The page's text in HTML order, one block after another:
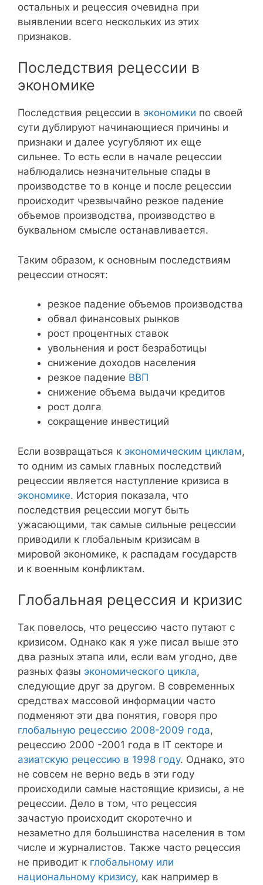
остальных и рецессия очевидна при
выявлении всего нескольких из этих
признаков.
Последствия рецессии в
экономике
Последствия рецессии в экономики по своей
сути дублируют начинающиеся причины и
признаки и далее усугубляют их еще
сильнее. То есть если в начале рецессии
наблюдались незначительные спады в
производстве то в конце и после рецессии
происходит чрезвычайно резкое падение
объемов производства, производство в
буквальном смысле останавливается.
Таким образом, к основным последствиям
рецессии относят:
резкое падение объемов производства
обвал финансовых рынков
рост процентных ставок
увольнения и рост безработицы
снижение доходов населения
резкое падение ВВП
снижение объема выдачи кредитов
рост долга
сокращение инвестиций
Если возвращаться к экономическим циклам,
то одним из самых главных последствий
рецессии является наступление кризиса в
экономике. История показала, что
последствия рецессии могут быть
ужасающими, так самые сильные рецессии
приводили к глобальным кризисам в
мировой экономике, к распадам государств
и к военным конфликтам.
Глобальная рецессия и кризис
Так повелось, что рецессию часто путают с
кризисом. Однако как я уже писал выше это
два разных этапа или, если вам угодно, две
разных фазы экономического цикла,
следующие друг за другом. В современных
средствах массовой информации часто
подменяют эти два понятия, говоря про
глобальную рецессию 2008-2009 года,
рецессию 2000 -2001 года в IT секторе и
азиатскую рецессию в 1998 году. Однако, это
не совсем не верно ведь в эти году
происходили самые настоящие кризисы, а не
рецессии. Дело в том, что рецессия
зачастую происходит скоротечно и
незаметно для большинства населения в том
числе и журналистов. Также часто рецессия
не приводит к глобальному или
национальному кризису, как например в